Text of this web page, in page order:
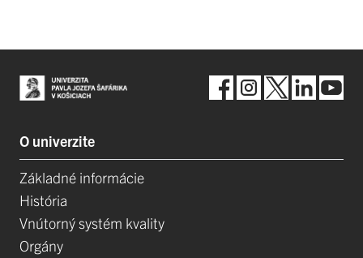
O univerzite
Základné informácie
História
Vnútorný systém kvality
Orgány